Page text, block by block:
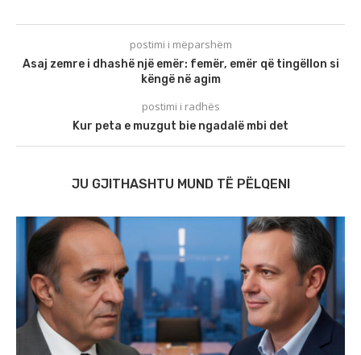
postimi i mëparshëm
Asaj zemre i dhashë një emër: femër, emër që tingëllon si
këngë në agim
postimi i radhës
Kur peta e muzgut bie ngadalë mbi det
JU GJITHASHTU MUND TË PËLQENI